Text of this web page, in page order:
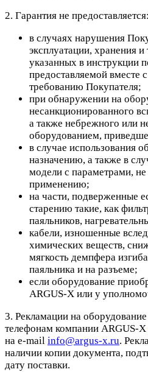
2. Гарантия не предоставляется:
в случаях нарушения
эксплуатации, хранения
указанных в инструкции
предоставляемой вместе
требованию Покупателя;
при обнаружении на
несанкционированного
а также небрежного или
оборудованием,
в случае использования
назначению, а также в
модели с параметрами,
применению;
на части, подверженные
старению такие, как
паяльников,
кабели, изношенные
химических веществ,
мягкость демпфера
паяльника и на разъеме;
если оборудование
ARGUS-X или у
3. Рекламации на
телефонам компании ARGUS-X
на e-mail info@argus-x.ru.
наличии копии документа,
дату поставки.